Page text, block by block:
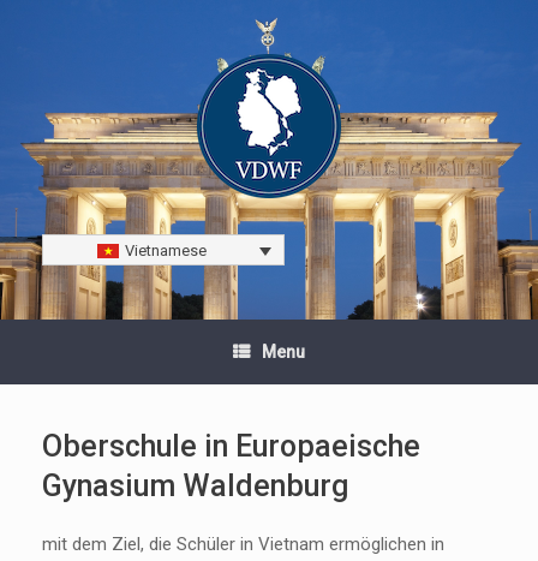
Vietnamese
Menu
Oberschule in Europaeische
Gynasium Waldenburg
mit dem Ziel, die Schüler in Vietnam ermöglichen in